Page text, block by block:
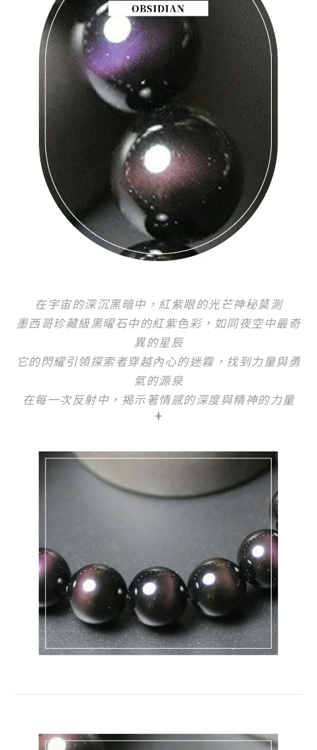
在宇宙的深沉黑暗中，紅紫眼的光芒神秘莫測
墨西哥珍藏級黑曜石中的紅紫色彩，如同夜空中最奇
異的星辰
它的閃耀引領探索者穿越內心的迷霧，找到力量與勇
氣的源泉
在每一次反射中，揭示著情感的深度與精神的力量